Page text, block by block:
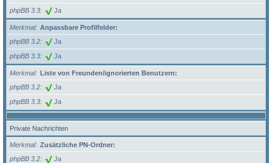
phpBB 3.3 Ja
Merkmal
Anpassbare Profilfelder:
phpBB 3.2
Ja
phpBB 3.3 Ja
Merkmal
Liste von Freunden/ignorierten Benutzern:
phpBB 3.2
Ja
phpBB 3.3 Ja
Private Nachrichten
Merkmal
Zusätzliche PN-Ordner:
phpBB 3.2
Ja